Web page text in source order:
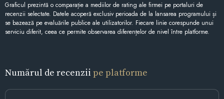
Graficul prezintă o comparație a mediilor de rating ale firmei pe portaluri de
recenzii selectate. Datele acoperă exclusiv perioada de la lansarea programului și
se bazează pe evaluările publice ale utilizatorilor. Fiecare linie corespunde unui
serviciu diferit, ceea ce permite observarea diferențelor de nivel între platforme.
Numărul de recenzii pe platforme